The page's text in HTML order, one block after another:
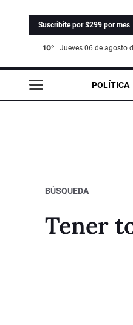
Suscribite por $299 por mes
10° jueves 06 de agosto
POLÍTICA
BÚSQUEDA
Tener